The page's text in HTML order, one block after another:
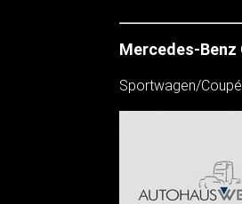
Mercedes-Benz
Sportwagen/